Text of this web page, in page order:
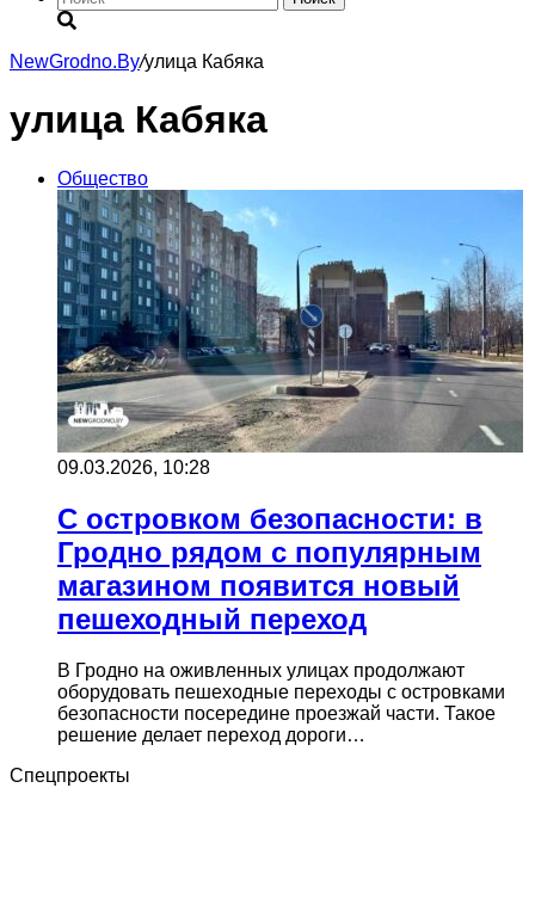
NewGrodno.By/улица Кабяка
улица Кабяка
Общество
09.03.2026, 10:28
С островком безопасности: в
Гродно рядом с популярным
магазином появится новый
пешеходный переход
В Гродно на оживленных улицах продолжают
оборудовать пешеходные переходы с островками
безопасности посередине проезжай части. Такое
решение делает переход дороги…
Спецпроекты